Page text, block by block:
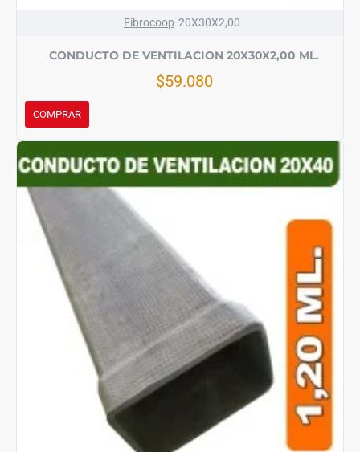
Fibrocoop 20X30X2,00
CONDUCTO DE VENTILACION 20X30X2,00 ML.
$59.080
COMPRAR